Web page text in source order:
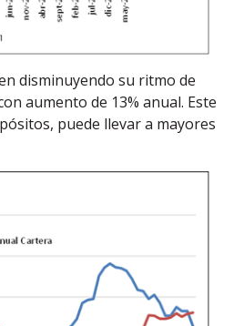
disminuyendo su ritmo de
aumento de 13% anual. Este
puede llevar a mayores